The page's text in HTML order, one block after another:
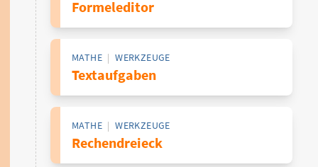
Formeleditor
MATHE | WERKZEUGE
Textaufgaben
MATHE | WERKZEUGE
Rechendreieck